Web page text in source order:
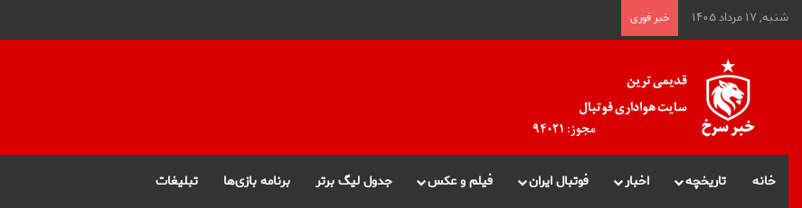
شنبه, ۱۷ مرداد ۱۴۰۵ خبر فوری
خانه تاریخچه اخبار فوتبال ایران فیلم و عکس جدول لیگ برتر برنامه بازی‌ها تبلیغات